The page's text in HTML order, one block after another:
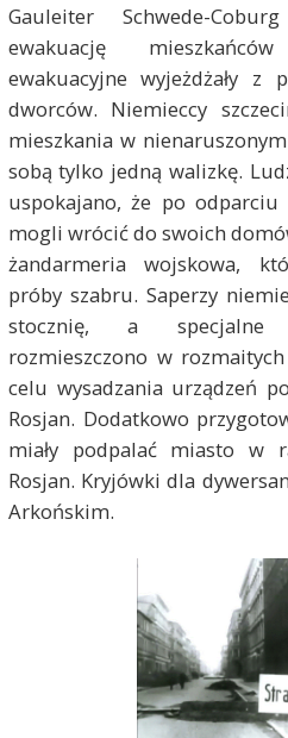
Gauleiter Schwede-
ewakuację
ewakuacyjne wyjeżdżały z
dworców. Niemieccy
mieszkania w
sobą tylko jedną walizkę.
uspokajano, że po
mogli wrócić do swoich
żandarmeria wojskowa,
próby szabru. Saperzy
stocznię, a specjalne
rozmieszczono w
celu wysadzania urządzeń
Rosjan. Dodatkowo
miały podpalać miasto w
Rosjan. Kryjówki dla
Arkońskim.